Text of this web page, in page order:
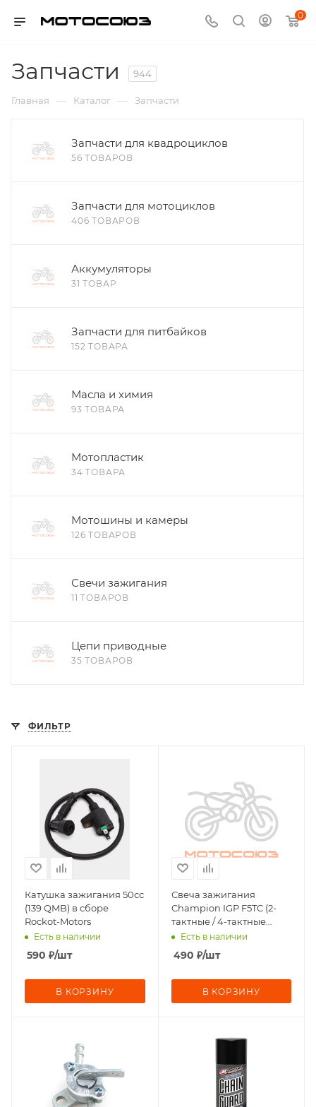
0
Запчасти 944
Главная — Каталог — Запчасти
Запчасти для квадроциклов
56 ТОВАРОВ
Запчасти для мотоциклов
406 ТОВАРОВ
Аккумуляторы
31 ТОВАР
Запчасти для питбайков
152 ТОВАРА
Масла и химия
93 ТОВАРА
Мотопластик
34 ТОВАРА
Мотошины и камеры
126 ТОВАРОВ
Свечи зажигания
11 ТОВАРОВ
Цепи приводные
35 ТОВАРОВ
ФИЛЬТР
Катушка зажигания 50сс
(139 QMB) в сборе
Rockot-Motors
Есть в наличии
590 ₽/шт
В КОРЗИНУ
Свеча зажигания
Champion IGP F5TC (2-
тактные / 4-тактные
верхнеклапанные
двигатели)
Есть в наличии
490 ₽/шт
В КОРЗИНУ